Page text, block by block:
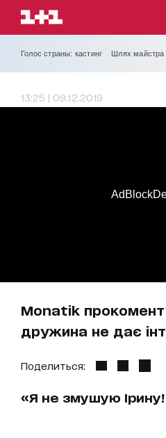
Голос страны: кастинг Шлях майстра
13:25 | 09.12.2019
Monatik
дружина не дає
Поделиться:
«Я не змушую